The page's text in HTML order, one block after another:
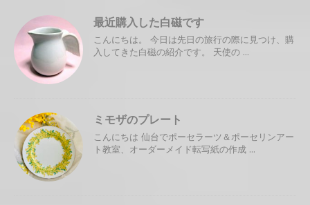
最近購入した白磁です
こんにちは。 今日は先日の旅行の際に見つけ、購
入してきた白磁の紹介です。 天使の ...
ミモザのプレート
こんにちは 仙台でポーセラーツ＆ポーセリンアー
ト教室、オーダーメイド転写紙の作成 ...